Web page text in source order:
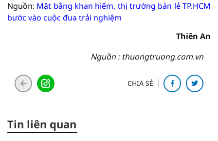
Nguồn: Mặt bằng khan hiếm, thị trường bán lẻ TP.HCM
bước vào cuộc đua trải nghiệm
Thiên An
Nguồn : thuongtruong.com.vn
CHIA SẺ
Tin liên quan